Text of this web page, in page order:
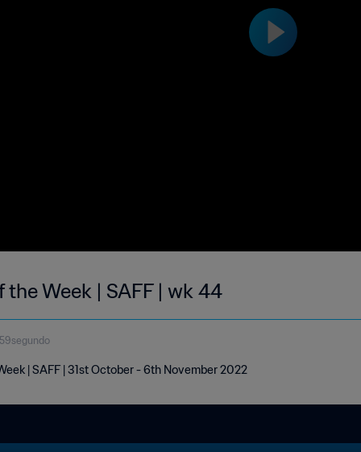
the Week | SAFF | wk 44
59segundo
| SAFF | 31st October - 6th November 2022